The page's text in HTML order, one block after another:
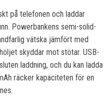
på telefonen och laddar
Powerbankens semi-solid-
vätska jämfört med
skyddar mot stötar. USB-
laddning, och du kan ladda
räcker kapaciteten för en